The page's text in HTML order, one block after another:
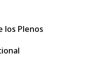
los Plenos